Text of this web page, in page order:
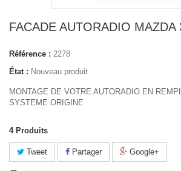
FACADE AUTORADIO
Référence : 2278
État : Nouveau produit
MONTAGE DE VOTRE AUTORADIO EN
SYSTEME ORIGINE
4 Produits
Tweet Partager Google+